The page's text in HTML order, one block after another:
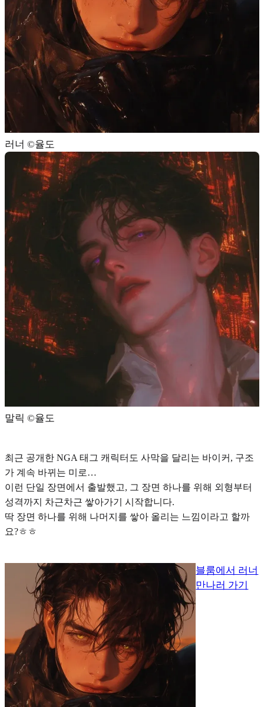
러너 ©️율도
말릭 ©️율도
최근 공개한 NGA 태그 캐릭터도 사막을 달리는 바이커, 구조
가 계속 바뀌는 미로…
이런 단일 장면에서 출발했고, 그 장면 하나를 위해 외형부터
성격까지 차근차근 쌓아가기 시작합니다.
딱 장면 하나를 위해 나머지를 쌓아 올리는 느낌이라고 할까
요?ㅎㅎ
블룸에서 러너
만나러 가기